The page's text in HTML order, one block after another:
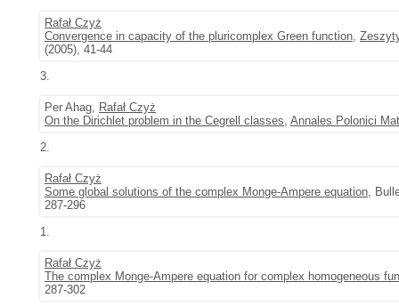
Rafał Czyż
Convergence in capacity of the pluricomplex Green function,
(2005), 41-44
3.
Per Ahag, Rafał Czyż
On the Dirichlet problem in the Cegrell classes, Annales Polonici
2.
Rafał Czyż
Some global solutions of the complex Monge-Ampere equation,
287-296
1.
Rafał Czyż
The complex Monge-Ampere equation for complex homogeneous
287-302